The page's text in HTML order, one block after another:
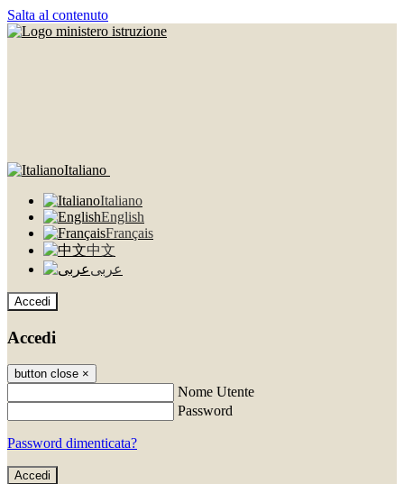
Salta al contenuto
Italiano
Italiano
English
Français
中文
عربى
Accedi
Accedi
button close ×
Nome Utente
Password
Password dimenticata?